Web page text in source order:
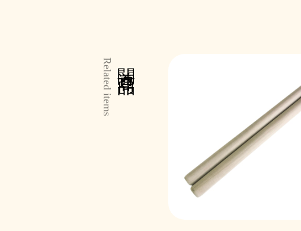
Related items